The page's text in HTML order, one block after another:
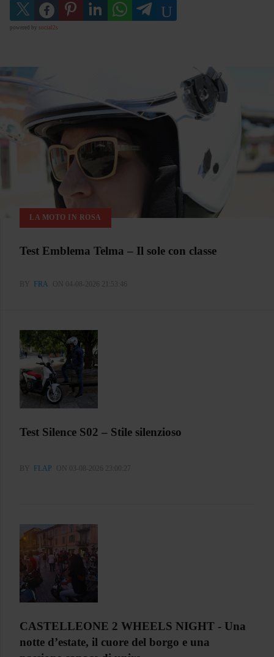
powered by social2s
LA MOTO IN ROSA
Test Emblema Telma – Il sole con classe
BY FRA ON 04-08-2026 21:53:46
Test Silence S02 – Stile silenzioso
BY FLAP ON 03-08-2026 23:00:27
CASTELLEONE 2 WHEELS NIGHT - Una
notte d’estate, il cuore del borgo e una